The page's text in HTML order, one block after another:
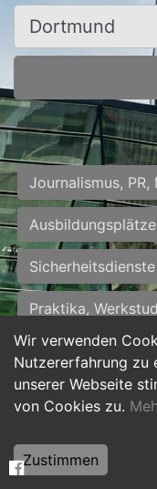
Wir verwenden
Nutzererfahrung zu
unserer Webseite
von Cookies zu.
Zustimmen
Ort, Stadt
Journalismus, PR,
Ausbildungsplätze
Sicherheitsdienste
Praktika,
Personalwesen
Hilfskräfte,
Weiterbildung,